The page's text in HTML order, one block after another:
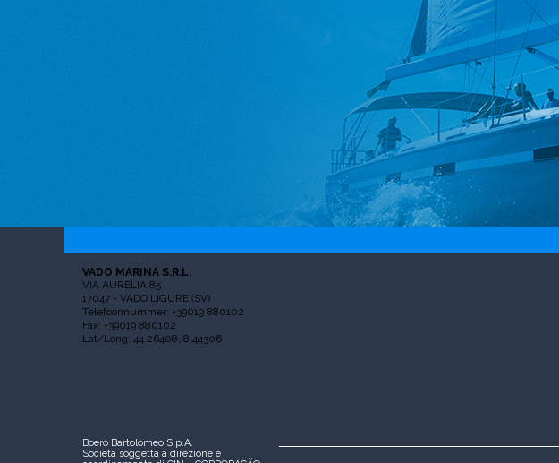
VADO MARINA S.R.L.
VIA AURELIA 85
17047 - VADO LIGURE (SV)
Telefoonnummer: +39019 880102
Fax: +39019 880102
Lat/Long: 44.26408, 8.44306
Boero Bartolomeo S.p.A.
Società soggetta a direzione e